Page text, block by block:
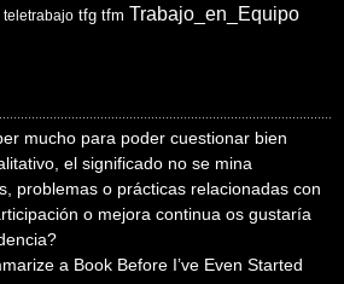
teletrabajo tfg tfm Trabajo_en_Equipo
mucho para poder cuestionar bien
el significado no se mina
problemas o prácticas relacionadas con
o mejora continua os gustaría
a Book Before I’ve Even Started